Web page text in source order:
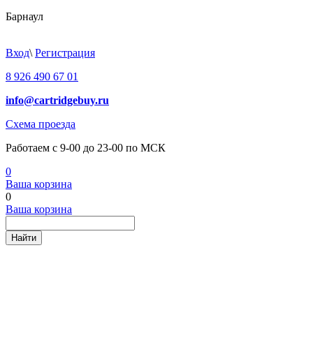
Барнаул
Вход\ Регистрация
8 926 490 67 01
info@cartridgebuy.ru
Схема проезда
Работаем с 9-00 до 23-00 по МСК
0
Ваша корзина
0
Ваша корзина
Найти